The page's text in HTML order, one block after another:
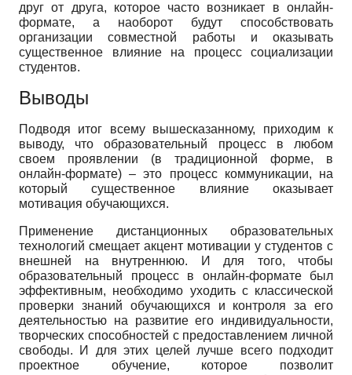
друг от друга, которое часто возникает в онлайн-
формате, а наоборот будут способствовать
организации совместной работы и оказывать
существенное влияние на процесс социализации
студентов.
Выводы
Подводя итог всему вышесказанному, приходим к
выводу, что образовательный процесс в любом
своем проявлении (в традиционной форме, в
онлайн-формате) – это процесс коммуникации, на
который существенное влияние оказывает
мотивация обучающихся.
Применение дистанционных образовательных
технологий смещает акцент мотивации у студентов с
внешней на внутреннюю. И для того, чтобы
образовательный процесс в онлайн-формате был
эффективным, необходимо уходить с классической
проверки знаний обучающихся и контроля за его
деятельностью на развитие его индивидуальности,
творческих способностей с предоставлением личной
свободы. И для этих целей лучше всего подходит
проектное обучение, которое позволит